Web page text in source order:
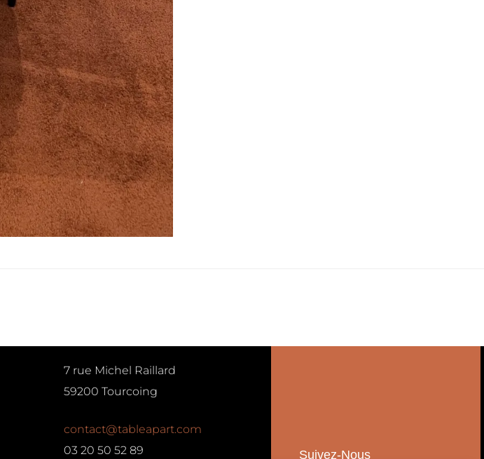
7 rue Michel Raillard
59200 Tourcoing
contact@tableapart.com
03 20 50 52 89
Suivez-Nous